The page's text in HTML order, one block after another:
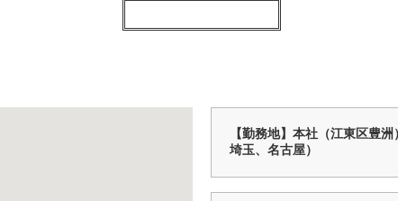
【勤務地】本社（江東区豊
埼玉、名古屋）